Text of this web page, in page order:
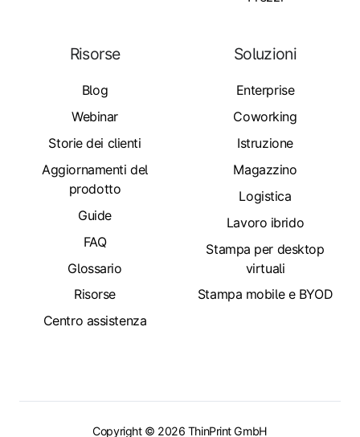
Risorse
Blog
Webinar
Storie dei clienti
Aggiornamenti del
prodotto
Guide
FAQ
Glossario
Risorse
Centro assistenza
Soluzioni
Enterprise
Coworking
Istruzione
Magazzino
Logistica
Lavoro ibrido
Stampa per desktop
virtuali
Stampa mobile e BYOD
Copyright © 2026 ThinPrint GmbH